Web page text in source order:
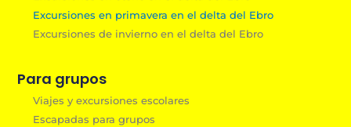
Excursiones en primavera en el delta del Ebro
Excursiones de invierno en el delta del Ebro
Para grupos
Viajes y excursiones escolares
Escapadas para grupos